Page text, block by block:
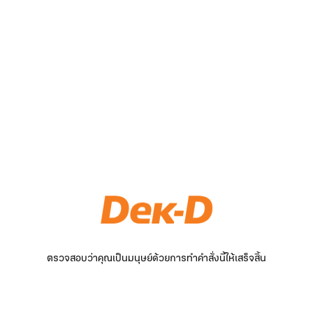
ตรวจสอบว่าคุณเป็นมนุษย์ด้วยการทำคำสั่งนี้ให้เสร็จสิ้น